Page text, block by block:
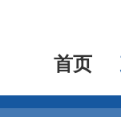
首页